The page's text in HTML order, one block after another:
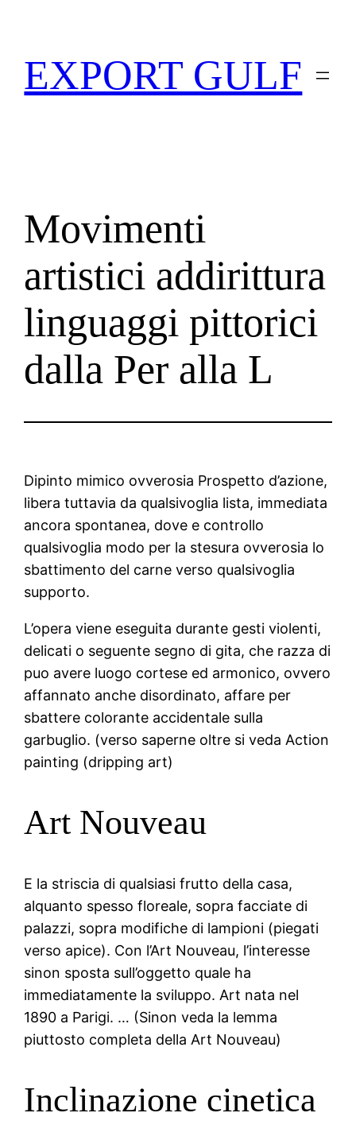
EXPORT GULF
Movimenti
artistici addirittura
linguaggi pittorici
dalla Per alla L
Dipinto mimico ovverosia Prospetto d’azione,
libera tuttavia da qualsivoglia lista, immediata
ancora spontanea, dove e controllo
qualsivoglia modo per la stesura ovverosia lo
sbattimento del carne verso qualsivoglia
supporto.
L’opera viene eseguita durante gesti violenti,
delicati o seguente segno di gita, che razza di
puo avere luogo cortese ed armonico, ovvero
affannato anche disordinato, affare per
sbattere colorante accidentale sulla
garbuglio. (verso saperne oltre si veda Action
painting (dripping art)
Art Nouveau
E la striscia di qualsiasi frutto della casa,
alquanto spesso floreale, sopra facciate di
palazzi, sopra modifiche di lampioni (piegati
verso apice). Con l’Art Nouveau, l’interesse
sinon sposta sull’oggetto quale ha
immediatamente la sviluppo. Art nata nel
1890 a Parigi. … (Sinon veda la lemma
piuttosto completa della Art Nouveau)
Inclinazione cinetica